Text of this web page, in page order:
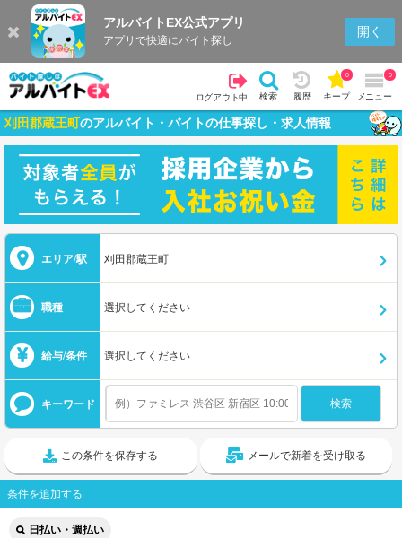
アルバイトEX公式アプリ
アプリで快適にバイト探し
開く
ログアウト中 検索 履歴 キープ
0
メニュー
0
刈田郡蔵王町のアルバイト・バイトの仕事探し・求人情報
エリア/駅 刈田郡蔵王町
職種 選択してください
給与/条件 選択してください
キーワード
この条件を保存する メールで新着を受け取る
条件を追加する
日払い・週払い